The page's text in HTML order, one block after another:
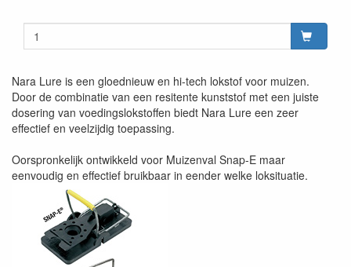
Nara Lure is een gloednieuw en hi-tech lokstof voor muizen.
Door de combinatie van een resitente kunststof met een juiste
dosering van voedingslokstoffen biedt Nara Lure een zeer
effectief en veelzijdig toepassing.
Oorspronkelijk ontwikkeld voor Muizenval Snap-E maar
eenvoudig en effectief bruikbaar in eender welke loksituatie.